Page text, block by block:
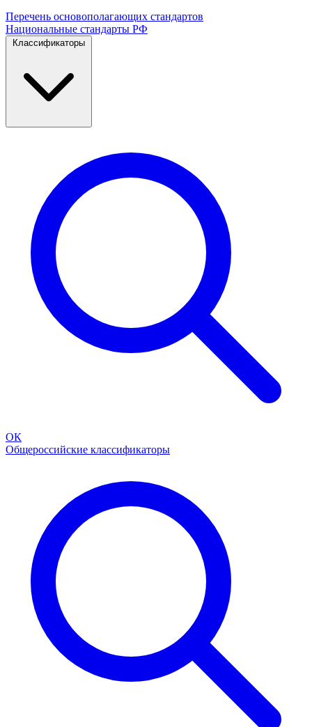
Перечень основополагающих стандартов
Национальные стандарты РФ
Классификаторы
ОК
Общероссийские классификаторы